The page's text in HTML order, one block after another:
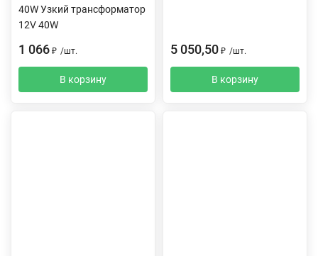
40W Узкий трансформатор
12V 40W
1 066 ₽ /шт.
В корзину
5 050,50 ₽ /шт.
В корзину